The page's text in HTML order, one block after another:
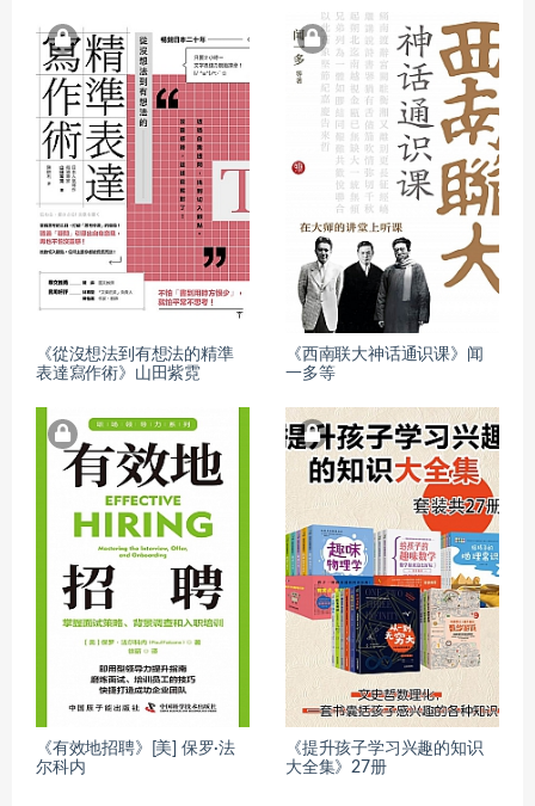
《從沒想法到有想法的精準
表達寫作術》山田紫霓
《西南联大神话通识课》闻
一多等
《有效地招聘》[美] 保罗·法
尔科内
《提升孩子学习兴趣的知识
大全集》27册